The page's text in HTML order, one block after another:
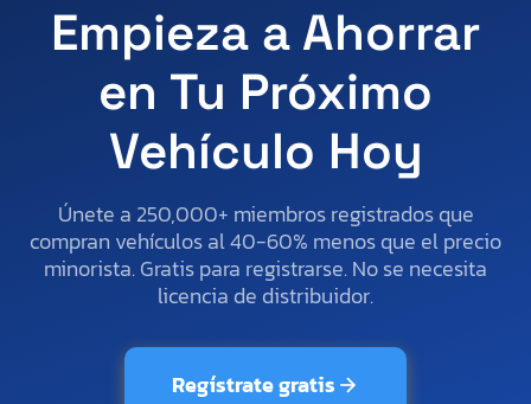
Empieza a Ahorrar
en Tu Próximo
Vehículo Hoy
Únete a 250,000+ miembros registrados que
compran vehículos al 40-60% menos que el precio
minorista. Gratis para registrarse. No se necesita
licencia de distribuidor.
Regístrate gratis